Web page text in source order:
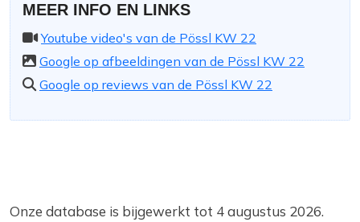
MEER INFO EN LINKS
Youtube video's van de Pössl KW 22
Google op afbeeldingen van de Pössl KW 22
Google op reviews van de Pössl KW 22
Onze database is bijgewerkt tot 4 augustus 2026.